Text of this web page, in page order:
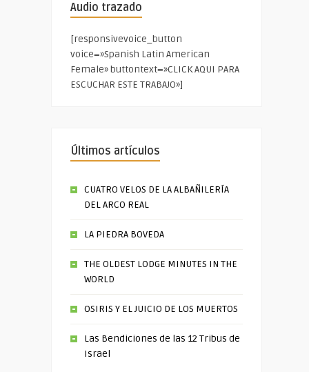
Audio trazado
[responsivevoice_button
voice=»Spanish Latin American
Female» buttontext=»CLICK AQUI PARA
ESCUCHAR ESTE TRABAJO»]
Últimos artículos
CUATRO VELOS DE LA ALBAÑILERÍA
DEL ARCO REAL
LA PIEDRA BOVEDA
THE OLDEST LODGE MINUTES IN THE
WORLD
OSIRIS Y EL JUICIO DE LOS MUERTOS
Las Bendiciones de las 12 Tribus de
Israel